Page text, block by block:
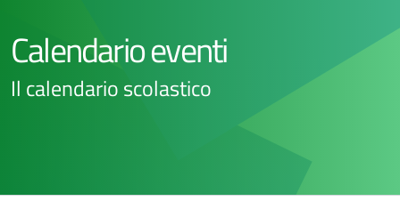
Calendario eventi
Il calendario scolastico